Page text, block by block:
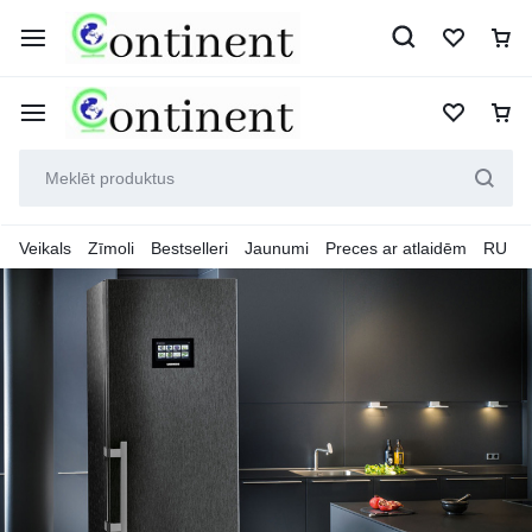
Veikals Zīmoli Bestselleri Jaunumi Preces ar atlaidēm RU